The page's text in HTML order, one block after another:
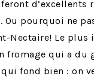
d’excellents
Ou pourquoi ne
Nectaire! Le plus
fromage qui a du
fond bien : on